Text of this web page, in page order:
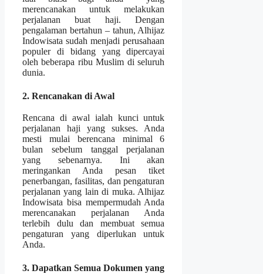
merencanakan untuk melakukan
perjalanan buat haji. Dengan
pengalaman bertahun – tahun, Alhijaz
Indowisata sudah menjadi perusahaan
populer di bidang yang dipercayai
oleh beberapa ribu Muslim di seluruh
dunia.
2. Rencanakan di Awal
Rencana di awal ialah kunci untuk
perjalanan haji yang sukses. Anda
mesti mulai berencana minimal 6
bulan sebelum tanggal perjalanan
yang sebenarnya. Ini akan
meringankan Anda pesan tiket
penerbangan, fasilitas, dan pengaturan
perjalanan yang lain di muka. Alhijaz
Indowisata bisa mempermudah Anda
merencanakan perjalanan Anda
terlebih dulu dan membuat semua
pengaturan yang diperlukan untuk
Anda.
3. Dapatkan Semua Dokumen yang